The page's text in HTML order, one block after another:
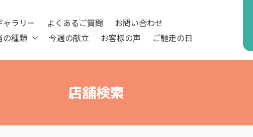
の種類 今週の献立 お客様の声 ご馳走の日
ャラリー よくあるご質問
お問い合わせ
店舗検索